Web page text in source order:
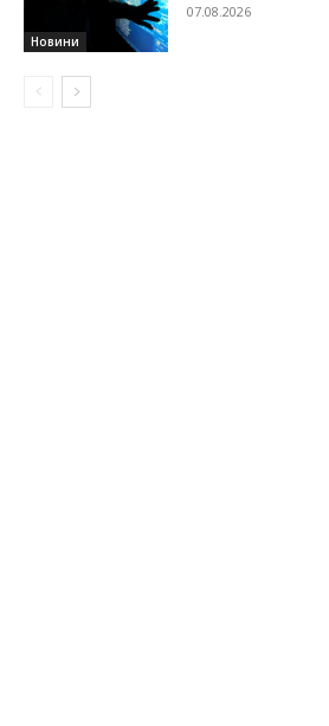
Новини
07.08.2026